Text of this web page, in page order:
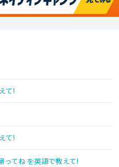
て!
て!
ってね を英語で教えて!